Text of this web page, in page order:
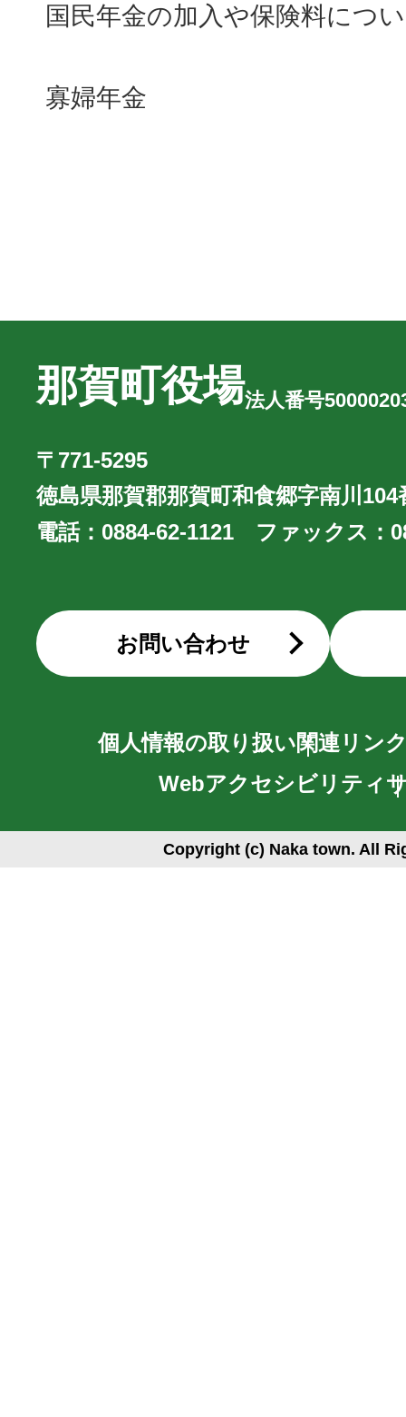
国民年金の加入や保険料につ
寡婦年金
那賀町役場法人番号
〒771-5295
徳島県那賀郡那賀町和食郷字南川104
電話： 0884-62-1121 ファックス：
お問い合わせ
個人情報の取り扱い関連リン
Webアクセシビリティ
Copyright (c) Naka town. All